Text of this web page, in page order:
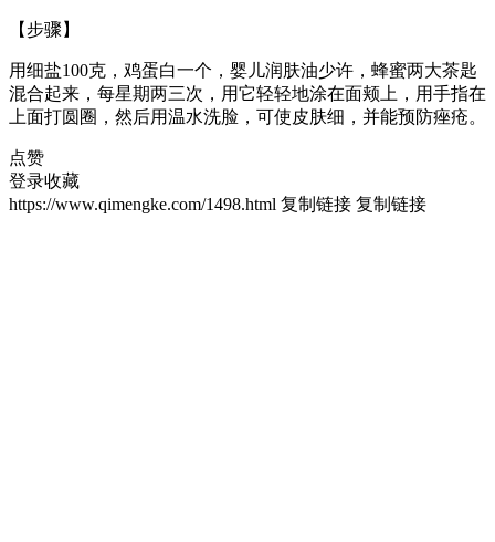
【步骤】
用细盐100克，鸡蛋白一个，婴儿润肤油少许，蜂蜜两大茶匙
混合起来，每星期两三次，用它轻轻地涂在面颊上，用手指在
上面打圆圈，然后用温水洗脸，可使皮肤细，并能预防痤疮。
点赞
登录收藏
https://www.qimengke.com/1498.html 复制链接 复制链接